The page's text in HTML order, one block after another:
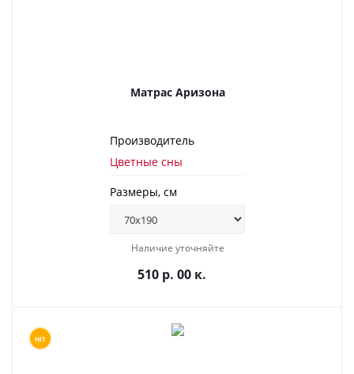
Матрас Аризона
Производитель
Цветные сны
Размеры, см
Наличие уточняйте
510 р. 00 к.
HIT